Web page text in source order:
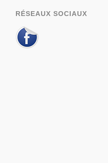
RÉSEAUX SOCIAUX